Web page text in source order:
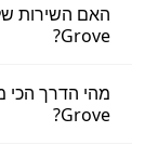
Grove?
Grove?